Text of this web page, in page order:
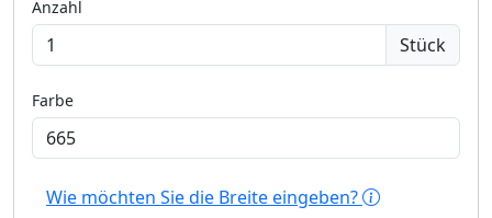
Anzahl
Stück
Farbe
Wie möchten Sie die Breite eingeben?